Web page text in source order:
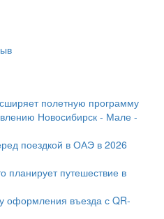
полетную программу
Новосибирск - Мале -
поездкой в ОАЭ в 2026
планирует путешествие в
оформления въезда с QR-